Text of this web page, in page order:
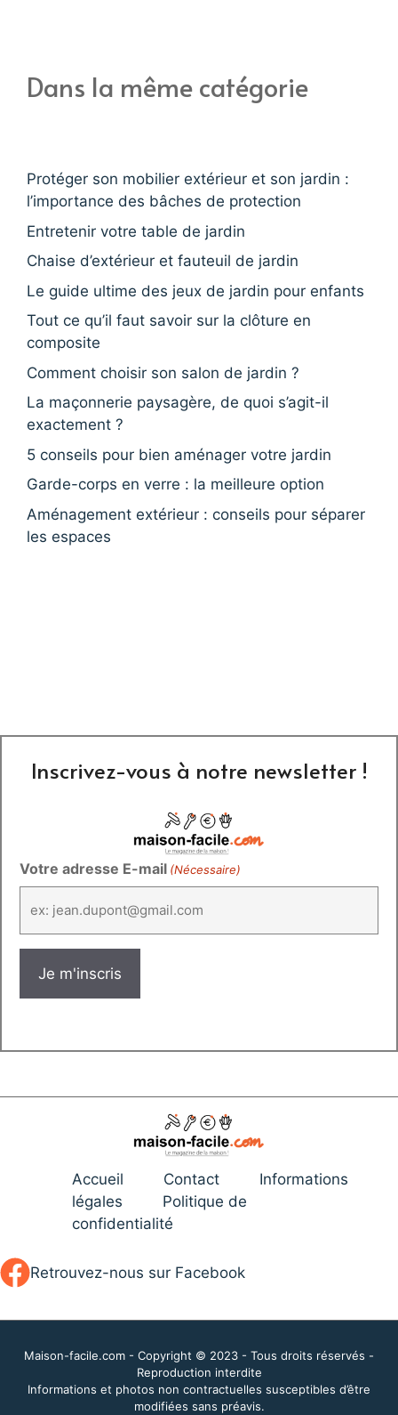
Dans la même catégorie
Protéger son mobilier extérieur et son jardin :
l’importance des bâches de protection
Entretenir votre table de jardin
Chaise d’extérieur et fauteuil de jardin
Le guide ultime des jeux de jardin pour enfants
Tout ce qu’il faut savoir sur la clôture en
composite
Comment choisir son salon de jardin ?
La maçonnerie paysagère, de quoi s’agit-il
exactement ?
5 conseils pour bien aménager votre jardin
Garde-corps en verre : la meilleure option
Aménagement extérieur : conseils pour séparer
les espaces
Inscrivez-vous à notre newsletter !
Votre adresse E-mail (Nécessaire)
Accueil Contact
Informations
légales
Politique de
confidentialité
Retrouvez-nous sur Facebook
Maison-facile.com - Copyright © 2023 - Tous droits réservés -
Reproduction interdite
Informations et photos non contractuelles susceptibles d’être
modifiées sans préavis.